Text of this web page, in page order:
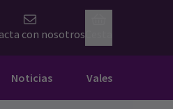
con nosotros
Noticias Vales